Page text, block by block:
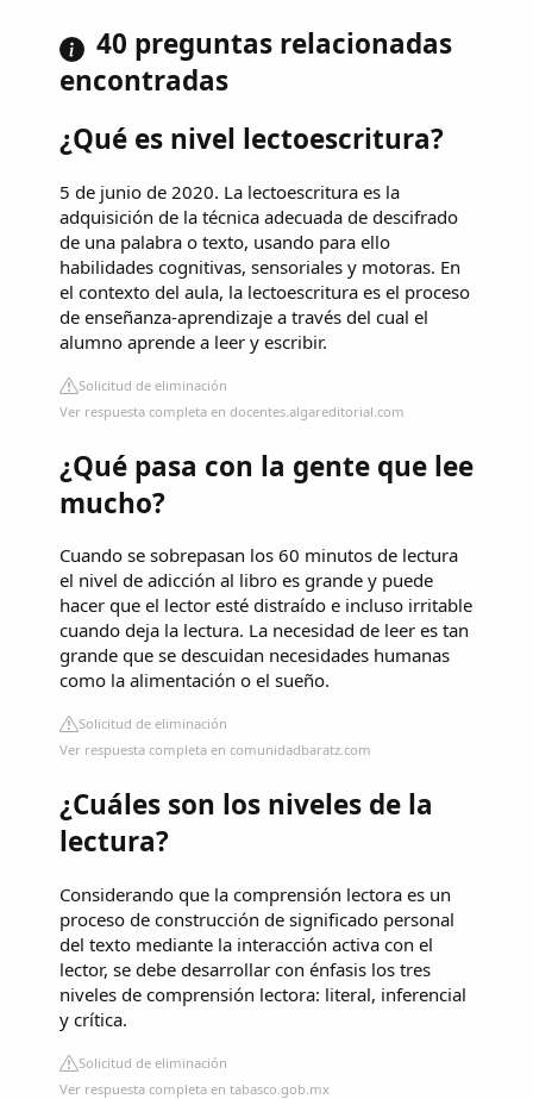
40 preguntas relacionadas
encontradas
¿Qué es nivel lectoescritura?
5 de junio de 2020. La lectoescritura es la
adquisición de la técnica adecuada de descifrado
de una palabra o texto, usando para ello
habilidades cognitivas, sensoriales y motoras. En
el contexto del aula, la lectoescritura es el proceso
de enseñanza-aprendizaje a través del cual el
alumno aprende a leer y escribir.
Solicitud de eliminación
Ver respuesta completa en docentes.algareditorial.com
¿Qué pasa con la gente que lee
mucho?
Cuando se sobrepasan los 60 minutos de lectura
el nivel de adicción al libro es grande y puede
hacer que el lector esté distraído e incluso irritable
cuando deja la lectura. La necesidad de leer es tan
grande que se descuidan necesidades humanas
como la alimentación o el sueño.
Solicitud de eliminación
Ver respuesta completa en comunidadbaratz.com
¿Cuáles son los niveles de la
lectura?
Considerando que la comprensión lectora es un
proceso de construcción de significado personal
del texto mediante la interacción activa con el
lector, se debe desarrollar con énfasis los tres
niveles de comprensión lectora: literal, inferencial
y crítica.
Solicitud de eliminación
Ver respuesta completa en tabasco.gob.mx